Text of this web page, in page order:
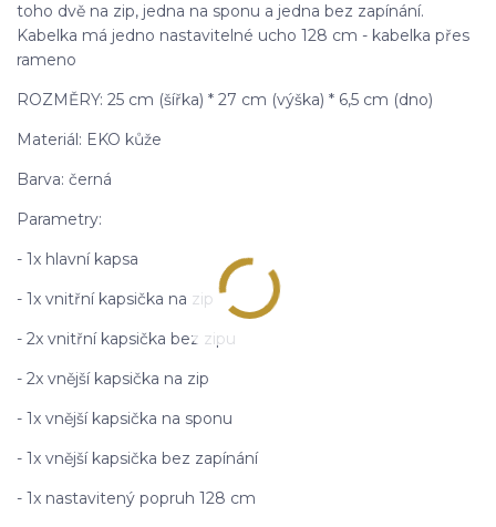
toho dvě na zip, jedna na sponu a jedna bez zapínání.
Kabelka má jedno nastavitelné ucho 128 cm - kabelka přes
rameno
ROZMĚRY: 25 cm (šířka) * 27 cm (výška) * 6,5 cm (dno)
Materiál: EKO kůže
Barva: černá
Parametry:
- 1x hlavní kapsa
- 1x vnitřní kapsička na zip
- 2x vnitřní kapsička bez zipu
- 2x vnější kapsička na zip
- 1x vnější kapsička na sponu
- 1x vnější kapsička bez zapínání
- 1x nastavitený popruh 128 cm